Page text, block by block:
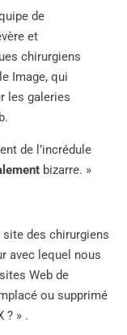
de
et
chirurgiens
Image, qui
les galeries
de l’incrédule
bizarre. »
des chirurgiens
avec lequel nous
Web de
ou supprimé
? » .